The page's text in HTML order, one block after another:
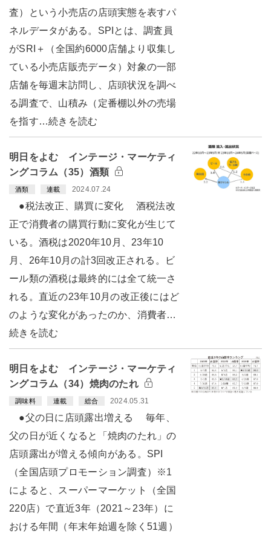
査）という小売店の店頭実態を表すパ
ネルデータがある。SPIとは、調査員
がSRI＋（全国約6000店舗より収集し
ている小売店販売データ）対象の一部
店舗を毎週末訪問し、店頭状況を調べ
る調査で、山積み（定番棚以外の売場
を指す…続きを読む
明日をよむ インテージ・マーケティ
ングコラム（35）酒類
酒類 連載 2024.07.24
●税法改正、購買に変化 酒税法改
正で消費者の購買行動に変化が生じて
いる。酒税は2020年10月、23年10
月、26年10月の計3回改正される。ビ
ール類の酒税は最終的には全て統一さ
れる。直近の23年10月の改正後にはど
のような変化があったのか、消費者…
続きを読む
明日をよむ インテージ・マーケティ
ングコラム（34）焼肉のたれ
調味料 連載 総合 2024.05.31
●父の日に店頭露出増える 毎年、
父の日が近くなると「焼肉のたれ」の
店頭露出が増える傾向がある。SPI
（全国店頭プロモーション調査）※1
によると、スーパーマーケット（全国
220店）で直近3年（2021～23年）に
おける年間（年末年始週を除く51週）